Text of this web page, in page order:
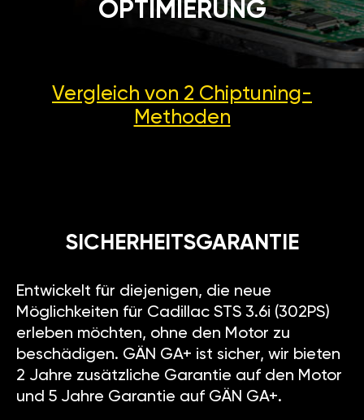
OPTIMIERUNG
Vergleich von 2 Chiptuning-
Methoden
SICHERHEITSGARANTIE
Entwickelt für diejenigen, die neue
Möglichkeiten für Cadillac STS 3.6i (302PS)
erleben möchten, ohne den Motor zu
beschädigen. GÄN GA+ ist sicher, wir bieten
2 Jahre zusätzliche Garantie auf den Motor
und 5 Jahre Garantie auf GÄN GA+.